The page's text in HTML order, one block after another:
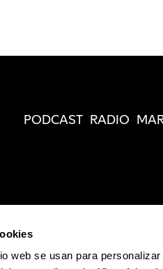
web se usan para
PODCAST RADIO